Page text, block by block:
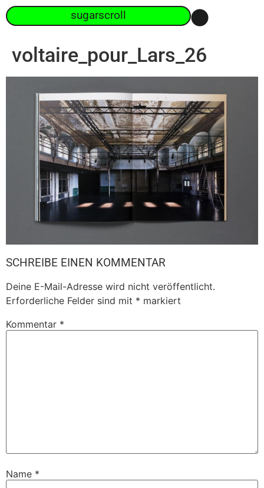
sugarscroll
voltaire_pour_Lars_26
SCHREIBE EINEN KOMMENTAR
Deine E-Mail-Adresse wird nicht veröffentlicht.
Erforderliche Felder sind mit * markiert
Kommentar *
Name *